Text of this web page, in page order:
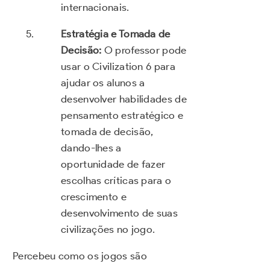
internacionais.
Estratégia e Tomada de
Decisão: O professor pode
usar o Civilization 6 para
ajudar os alunos a
desenvolver habilidades de
pensamento estratégico e
tomada de decisão,
dando-lhes a
oportunidade de fazer
escolhas críticas para o
crescimento e
desenvolvimento de suas
civilizações no jogo.
Percebeu como os jogos são